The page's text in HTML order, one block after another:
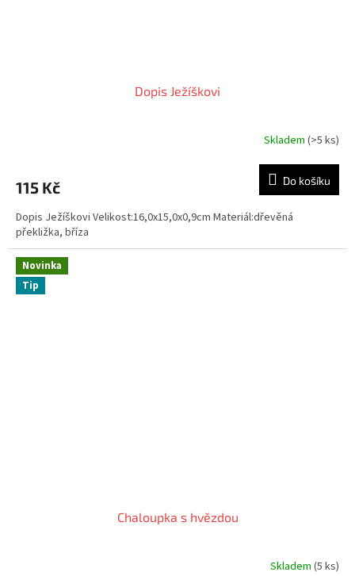
Dopis Ježíškovi
je
z
5
hvězdiček.
Skladem(>5 ks)
115 Kč Do košíku
Dopis Ježíškovi Velikost:16,0x15,0x0,9cm Materiál:dřevěná
překližka, bříza
Novinka
Tip
Chaloupka s hvězdou
Skladem (5 ks)